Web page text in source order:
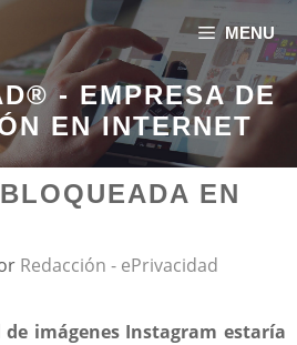
MENU
- EMPRESA DE
EN INTERNET
EN
Redacción - ePrivacidad
imágenes Instagram estaría